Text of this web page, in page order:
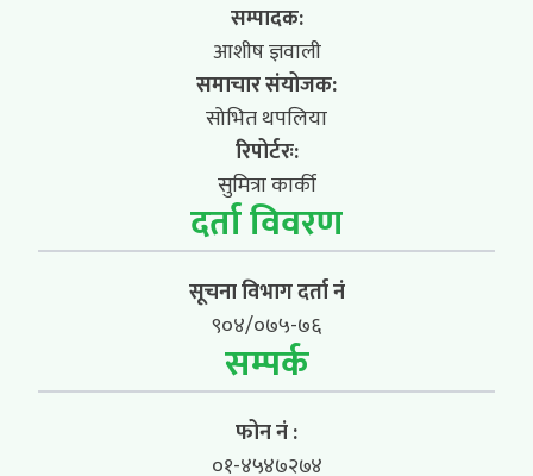
सम्पादक:
आशीष ज्ञवाली
समाचार संयोजक:
सोभित थपलिया
रिपोर्टरः:
सुमित्रा कार्की
दर्ता विवरण
सूचना विभाग दर्ता नं
९०४/०७५-७६
सम्पर्क
फोन नं :
०१-४५४७२७४